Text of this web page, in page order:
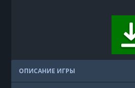
ОПИСАНИЕ ИГРЫ